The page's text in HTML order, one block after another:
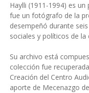
Haylli (1911-1994) es
fue un fotógrafo de la
desempeñó durante
sociales y políticos de la
Su archivo está
colección fue
Creación del Centro
aporte de Mecenazgo